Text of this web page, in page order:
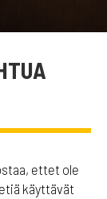
ettet ole
käyttävät